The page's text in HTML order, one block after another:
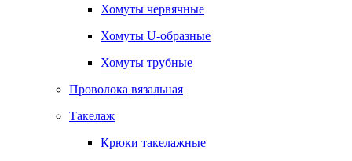
Хомуты червячные
Хомуты U-образные
Хомуты трубные
Проволока вязальная
Такелаж
Крюки такелажные